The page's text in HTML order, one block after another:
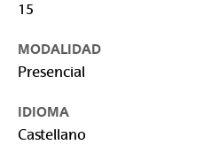
15
MODALIDAD
Presencial
IDIOMA
Castellano